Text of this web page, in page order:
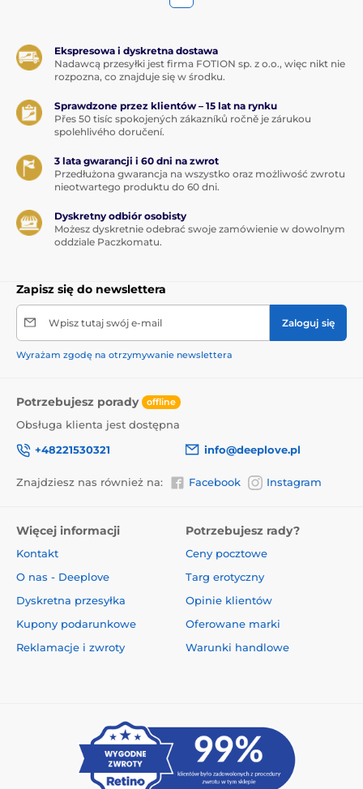
Ekspresowa i dyskretna dostawa
Nadawcą przesyłki jest firma FOTION sp. z o.o., więc nikt nie
rozpozna, co znajduje się w środku.
Sprawdzone przez klientów – 15 lat na rynku
Přes 50 tisíc spokojených zákazníků ročně je zárukou
spolehlivého doručení.
3 lata gwarancji i 60 dni na zwrot
Przedłużona gwarancja na wszystko oraz możliwość zwrotu
nieotwartego produktu do 60 dni.
Dyskretny odbiór osobisty
Możesz dyskretnie odebrać swoje zamówienie w dowolnym
oddziale Paczkomatu.
Zapisz się do newslettera
Wpisz tutaj swój e-mail Zaloguj się
Wyrażam zgodę na otrzymywanie newslettera
Potrzebujesz porady offline
Obsługa klienta jest dostępna
+48221530321
info@deeplove.pl
Znajdziesz nas również na: Facebook Instagram
Więcej informacji
Kontakt
O nas - Deeplove
Dyskretna przesyłka
Kupony podarunkowe
Reklamacje i zwroty
Potrzebujesz rady?
Ceny pocztowe
Targ erotyczny
Opinie klientów
Oferowane marki
Warunki handlowe